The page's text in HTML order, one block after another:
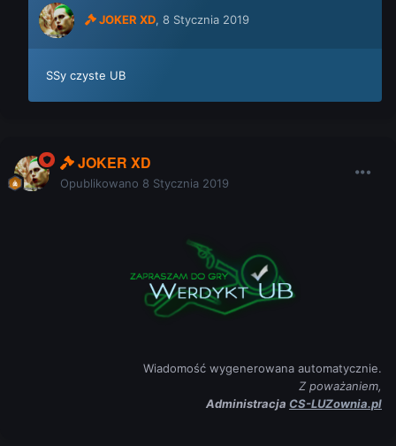
JOKER XD, 8 Stycznia 2019
SSy czyste UB
JOKER XD
Opublikowano 8 Stycznia 2019
Wiadomość wygenerowana automatycznie.
Z poważaniem,
Administracja CS-LUZownia.pl